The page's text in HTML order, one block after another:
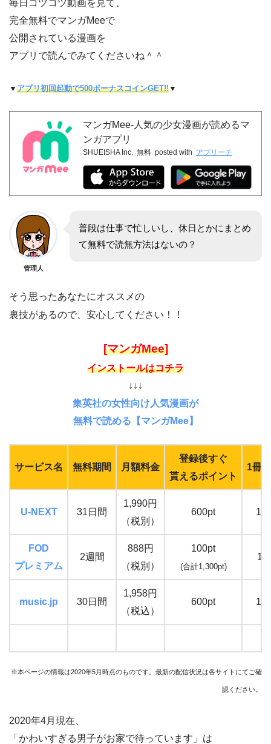
毎日コツコツ動画を見て、
完全無料でマンガMeeで
公開されている漫画を
アプリで読んでみてくださいね＾＾
▼ アプリ初回起動で500ボーナスコインGET!!▼
マンガMee-人気の少女漫画が読めるマ
ンガアプリ
SHUEISHA Inc. 無料 posted with アプリーチ
管理人
普段は仕事で忙しいし、休日とかにまとめ
て無料で読無方法はないの？
そう思ったあなたにオススメの
裏技があるので、安心してください！！
[マンガMee]
インストールはコチラ
↓↓↓
集英社の女性向け人気漫画が
無料で読める【マンガMee】
サービス名 無料期間 月額料金
登録後すぐ
貰えるポイント
1冊
U-NEXT 31日間
1,990円
（税別）
600pt
FOD
プレミアム
2週間
888円
（税別）
100pt
(合計1,300pt)
music.jp 30日間
1,958円
（税込）
600pt
※本ページの情報は2020年5月時点のものです。最新の配信状況は各サイトにてご確
認ください。
2020年4月現在、
「かわいすぎる男子がお家で待っています」は